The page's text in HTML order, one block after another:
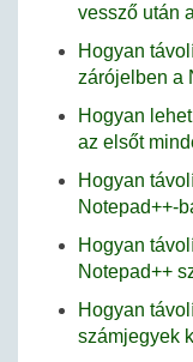
vessző után
Hogyan
zárójelben a
Hogyan
az elsőt
Hogyan
Notepad++-
Hogyan
Notepad++
Hogyan
számjegyek